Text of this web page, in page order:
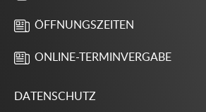
ÖFFNUNGSZEITEN
ONLINE-TERMINVERGABE
DATENSCHUTZ